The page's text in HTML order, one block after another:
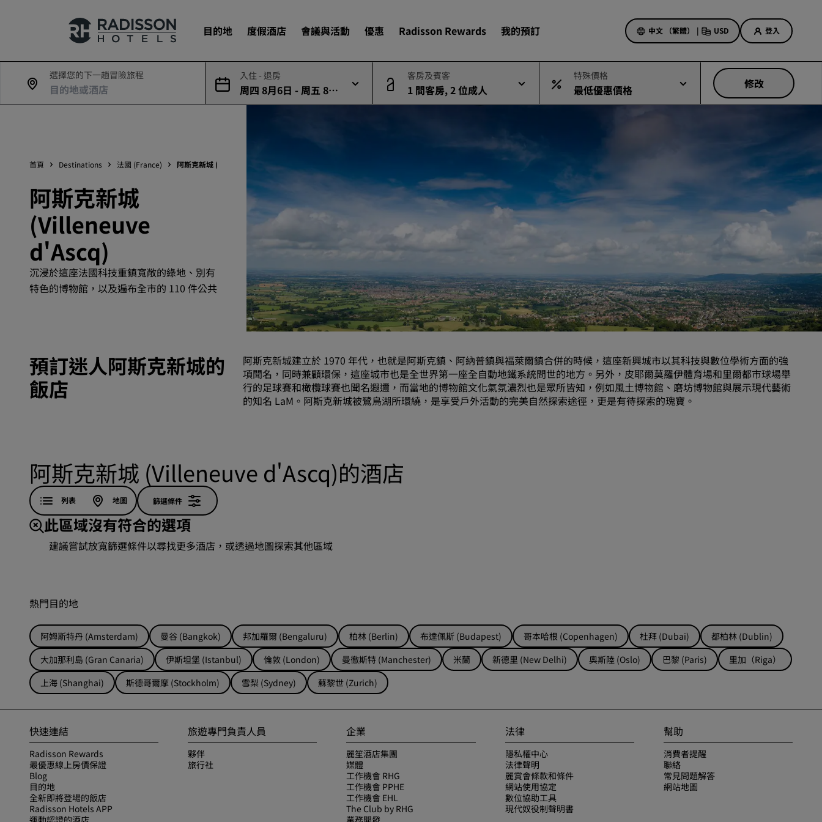
目的地 度假酒店 會議與活動 優惠 Radisson Rewards 我的預訂 中文 （繁體） | USD 登入
我們的品牌
尋找您的酒店
機場酒店
即將登場的全新酒店
會議與活動
探索 Radisson Meetings
預訂會議空間
要求報價
活動目的地
產業解決方案
搜尋航班
搜尋航班
查看我們的套裝方案
適合家庭的酒店
Rad Pets
婚禮場地
環保酒店
運動團隊住宿
市中心酒店
造訪我們的部落格
選擇您的下一趟冒險旅程 入住 - 退房
周四 8月6日 - 周五 8月
7日
客房及賓客
1 間客房, 2 位成人
特殊價格
最低優惠價格 修改
首頁 Destinations 法國 (France) 阿斯克新城 (Villeneuve d'Ascq)
阿斯克新城
(Villeneuve
d'Ascq)
沉浸於這座法國科技重鎮寬敞的綠地、別有
特色的博物館，以及遍布全市的 110 件公共
預訂迷人阿斯克新城的
飯店
阿斯克新城建立於 1970 年代，也就是阿斯克鎮、阿納普鎮與福萊爾鎮合併的時候，這座新興城市以其科技與數位學術方面的強
項聞名，同時兼顧環保，這座城市也是全世界第一座全自動地鐵系統問世的地方。另外，皮耶爾莫羅伊體育場和里爾都市球場舉
行的足球賽和橄欖球賽也聞名遐邇，而當地的博物館文化氣氛濃烈也是眾所皆知，例如風土博物館、磨坊博物館與展示現代藝術
的知名 LaM。阿斯克新城被鷺鳥湖所環繞，是享受戶外活動的完美自然探索途徑，更是有待探索的瑰寶。
阿斯克新城 (Villeneuve d'Ascq)的酒店
列表 地圖 篩選條件
此區域沒有符合的選項
建議嘗試放寬篩選條件以尋找更多酒店，或透過地圖探索其他區域
熱門目的地
阿姆斯特丹 (Amsterdam) 曼谷 (Bangkok) 邦加羅爾 (Bengaluru) 柏林 (Berlin) 布達佩斯 (Budapest) 哥本哈根 (Copenhagen) 杜拜 (Dubai)
都柏林 (Dublin)
大加那利島 (Gran Canaria)
伊斯坦堡 (Istanbul) 倫敦 (London) 曼徹斯特 (Manchester) 米蘭 新德里 (New Delhi) 奧斯陸 (Oslo) 巴黎 (Paris)
里加（Riga）
上海 (Shanghai)
斯德哥爾摩 (Stockholm) 雪梨 (Sydney) 蘇黎世 (Zurich)
快速連結
Radisson Rewards
最優惠線上房價保證
Blog
目的地
全新即將登場的飯店
Radisson Hotels APP
運動認證的酒店
旅遊專門負責人員
夥伴
旅行社
企業
麗笙酒店集團
媒體
工作機會 RHG
工作機會 PPHE
工作機會 EHL
The Club by RHG
業務開發
法律
隱私權中心
法律聲明
麗賞會條款和條件
網站使用協定
數位協助工具
現代奴役制聲明書
幫助
消費者提醒
聯絡
常見問題解答
網站地圖